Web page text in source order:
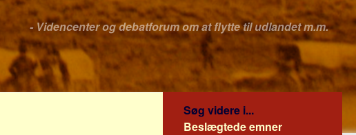
- Videncenter og debatforum om at flytte til udlandet m.m.
Søg videre i...
Beslægtede emner